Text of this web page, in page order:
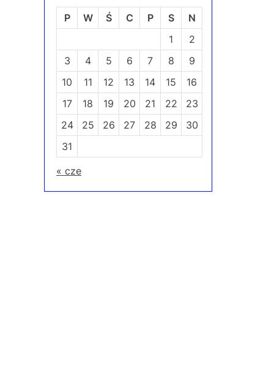
P W Ś C P S
N
1
2
3
4 5 6 7 8
9
10
11 12 13 14 15
16
17
18 19 20 21 22
23
24
25 26 27 28 29
30
31
« cze